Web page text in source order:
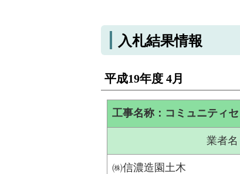
入札結果情報
平成19年度 4月
工事名称：コミュニティ
業者名
㈱信濃造園土木